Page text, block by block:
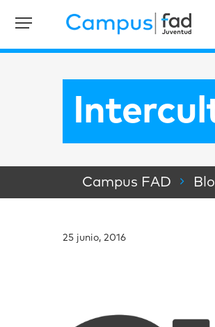
Campus FAD
25 junio, 2016